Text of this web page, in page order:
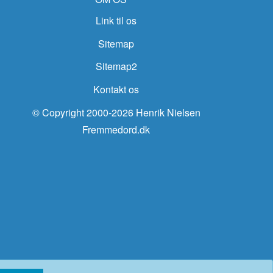
Link til os
Sitemap
Sitemap2
Kontakt os
© Copyright 2000-2026 Henrik Nielsen
Fremmedord.dk